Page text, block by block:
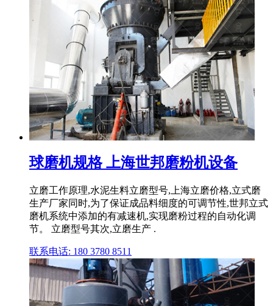
球磨机规格 上海世邦磨粉机设备
立磨工作原理,水泥生料立磨型号,上海立磨价格,立式磨
生产厂家同时,为了保证成品料细度的可调节性,世邦立式
磨机系统中添加的有减速机,实现磨粉过程的自动化调
节。 立磨型号其次,立磨生产 .
联系电话: 180 3780 8511